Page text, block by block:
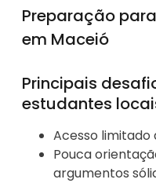
Preparação
em Maceió
Principais
estudantes
Acesso limitado
Pouca
argumentos